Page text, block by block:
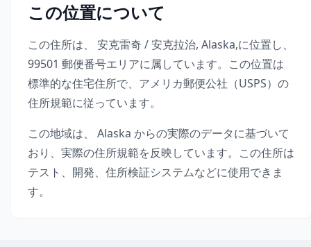
この位置について
この住所は、 安克雷奇 / 安克拉治, Alaska,に位置し、
99501 郵便番号エリアに属しています。この位置は
標準的な住宅住所で、アメリカ郵便公社（USPS）の
住所規範に従っています。
この地域は、
Alaska からの実際のデータに基づいて
おり、実際の住所規範を反映しています。この住所は
テスト、開発、住所検証システムなどに使用できま
す。